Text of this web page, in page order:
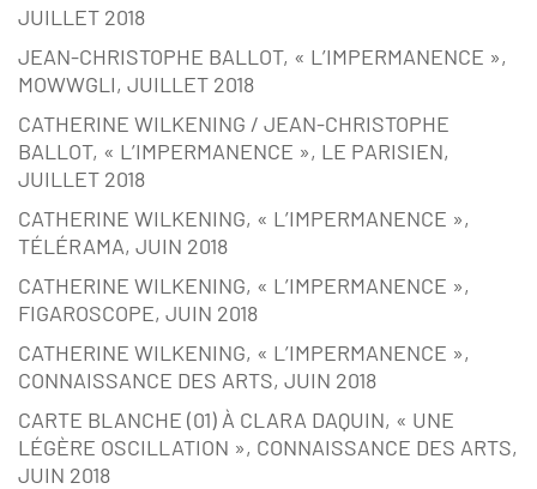
JUILLET 2018
JEAN-CHRISTOPHE BALLOT, « L’IMPERMANENCE »,
MOWWGLI, JUILLET 2018
CATHERINE WILKENING / JEAN-CHRISTOPHE
BALLOT, « L’IMPERMANENCE », LE PARISIEN,
JUILLET 2018
CATHERINE WILKENING, « L’IMPERMANENCE »,
TÉLÉRAMA, JUIN 2018
CATHERINE WILKENING, « L’IMPERMANENCE »,
FIGAROSCOPE, JUIN 2018
CATHERINE WILKENING, « L’IMPERMANENCE »,
CONNAISSANCE DES ARTS, JUIN 2018
CARTE BLANCHE (01) À CLARA DAQUIN, « UNE
LÉGÈRE OSCILLATION », CONNAISSANCE DES ARTS,
JUIN 2018